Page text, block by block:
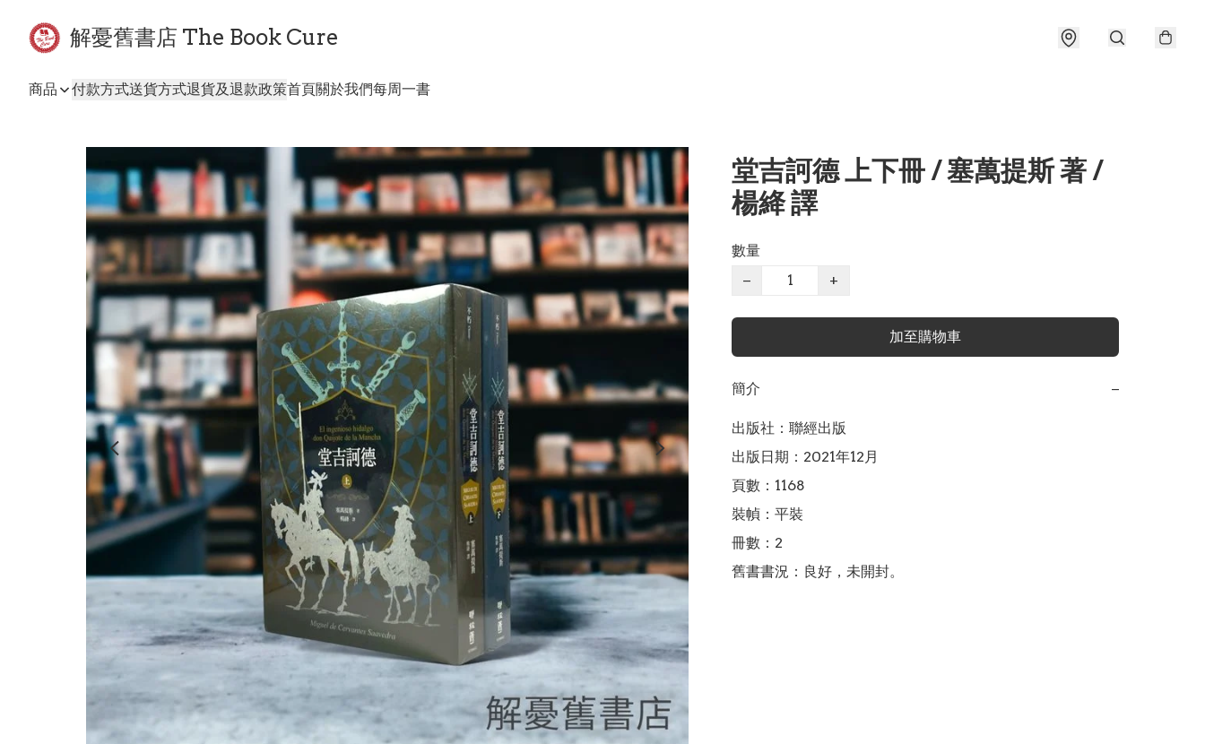
解憂舊書店 The Book Cure
商品 付款方式送貨方式退貨及退款政策首頁關於我們每周一書
堂吉訶德 上下冊 / 塞萬提斯 著 /
楊絳 譯
數量
−
+
加至購物車
簡介 −
出版社：聯經出版
出版日期：2021年12月
頁數：1168
裝幀：平裝
冊數：2
舊書書況：良好，未開封。